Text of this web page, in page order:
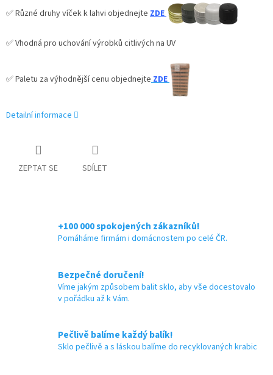
✅ Různé druhy víček k lahvi objednejte ZDE
✅ Vhodná pro uchování výrobků citlivých na UV
✅Paletu za výhodnější cenu objednejte ZDE
Detailní informace
ZEPTAT SE SDÍLET
+100 000 spokojených zákazníků!
Pomáháme firmám i domácnostem po celé ČR.
Bezpečné doručení!
Víme jakým způsobem balit sklo, aby vše docestovalo
v pořádku až k Vám.
Pečlivě balíme každý balík!
Sklo pečlivě a s láskou balíme do recyklovaných krabic